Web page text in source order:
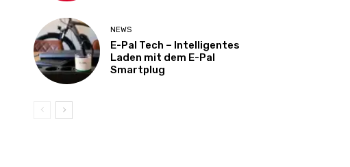
NEWS
E-Pal Tech – Intelligentes
Laden mit dem E-Pal
Smartplug